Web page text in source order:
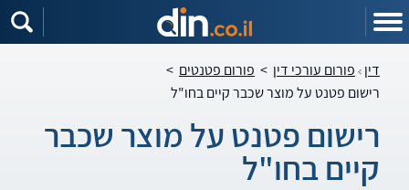
דין פורום עורכי דין > פורום פטנטים >
רישום פטנט על מוצר שכבר קיים בחו"ל
רישום פטנט על מוצר שכבר
קיים בחו"ל